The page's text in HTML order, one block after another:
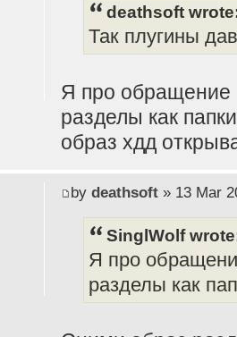
deathsoft
Так плугины
Я про обращение
разделы как
образ хдд
by deathsoft» 13 Mar
SinglWolf
Я про
разделы как